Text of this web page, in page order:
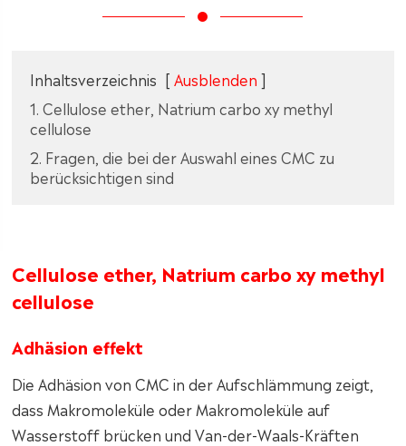
Inhaltsverzeichnis [ Ausblenden ]
1. Cellulose ether, Natrium carbo xy methyl
cellulose
2. Fragen, die bei der Auswahl eines CMC zu
berücksichtigen sind
Cellulose ether, Natrium carbo xy methyl
cellulose
Adhäsion effekt
Die Adhäsion von CMC in der Aufschlämmung zeigt,
dass Makromoleküle oder Makromoleküle auf
Wasserstoff brücken und Van-der-Waals-Kräften